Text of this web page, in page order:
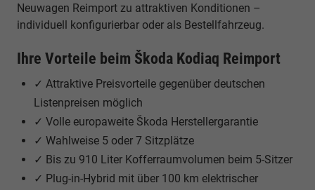
Neuwagen Reimport zu attraktiven Konditionen –
individuell konfigurierbar oder als Bestellfahrzeug.
Ihre Vorteile beim Škoda Kodiaq Reimport
✓ Attraktive Preisvorteile gegenüber deutschen
Listenpreisen möglich
✓ Volle europaweite Škoda Herstellergarantie
✓ Wahlweise 5 oder 7 Sitzplätze
✓ Bis zu 910 Liter Kofferraumvolumen beim 5-Sitzer
✓ Plug-in-Hybrid mit über 100 km elektrischer